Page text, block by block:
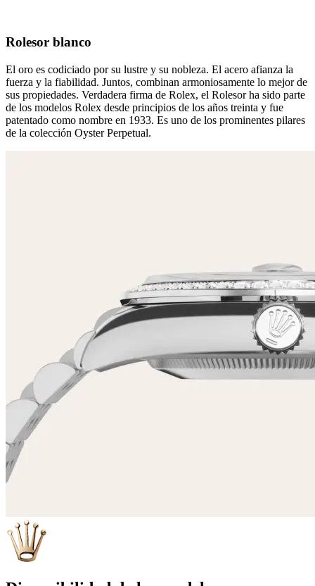
Rolesor blanco
El oro es codiciado por su lustre y su nobleza. El acero afianza la
fuerza y la fiabilidad. Juntos, combinan armoniosamente lo mejor de
sus propiedades. Verdadera firma de Rolex, el Rolesor ha sido parte
de los modelos Rolex desde principios de los años treinta y fue
patentado como nombre en 1933. Es uno de los prominentes pilares
de la colección Oyster Perpetual.